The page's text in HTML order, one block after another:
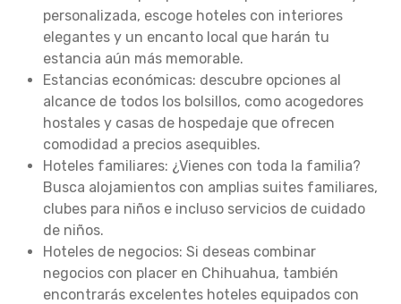
personalizada, escoge hoteles con interiores
elegantes y un encanto local que harán tu
estancia aún más memorable.
Estancias económicas: descubre opciones al
alcance de todos los bolsillos, como acogedores
hostales y casas de hospedaje que ofrecen
comodidad a precios asequibles.
Hoteles familiares: ¿Vienes con toda la familia?
Busca alojamientos con amplias suites familiares,
clubes para niños e incluso servicios de cuidado
de niños.
Hoteles de negocios: Si deseas combinar
negocios con placer en Chihuahua, también
encontrarás excelentes hoteles equipados con